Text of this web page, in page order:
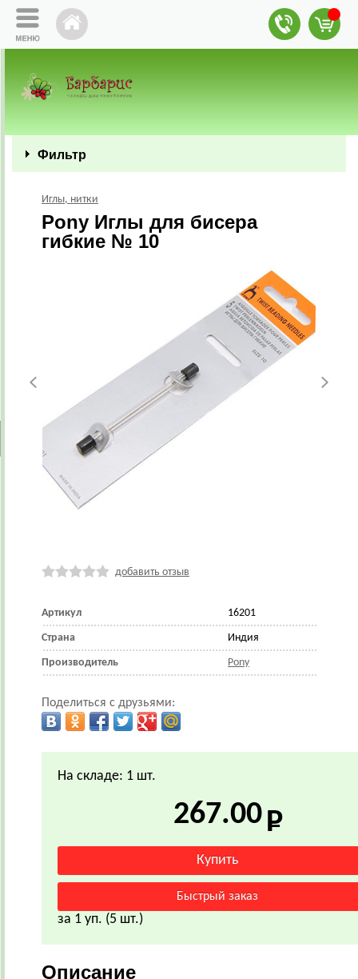
Фильтр
Иглы, нитки
Pony Иглы для бисера
гибкие № 10
добавить отзыв
Артикул 16201
Страна Индия
Производитель Pony
Поделиться с друзьями:
На складе: 1 шт.
267.00
за 1 уп. (5 шт.)
Описание